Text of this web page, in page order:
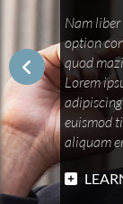
Nam
option
quod
Lorem